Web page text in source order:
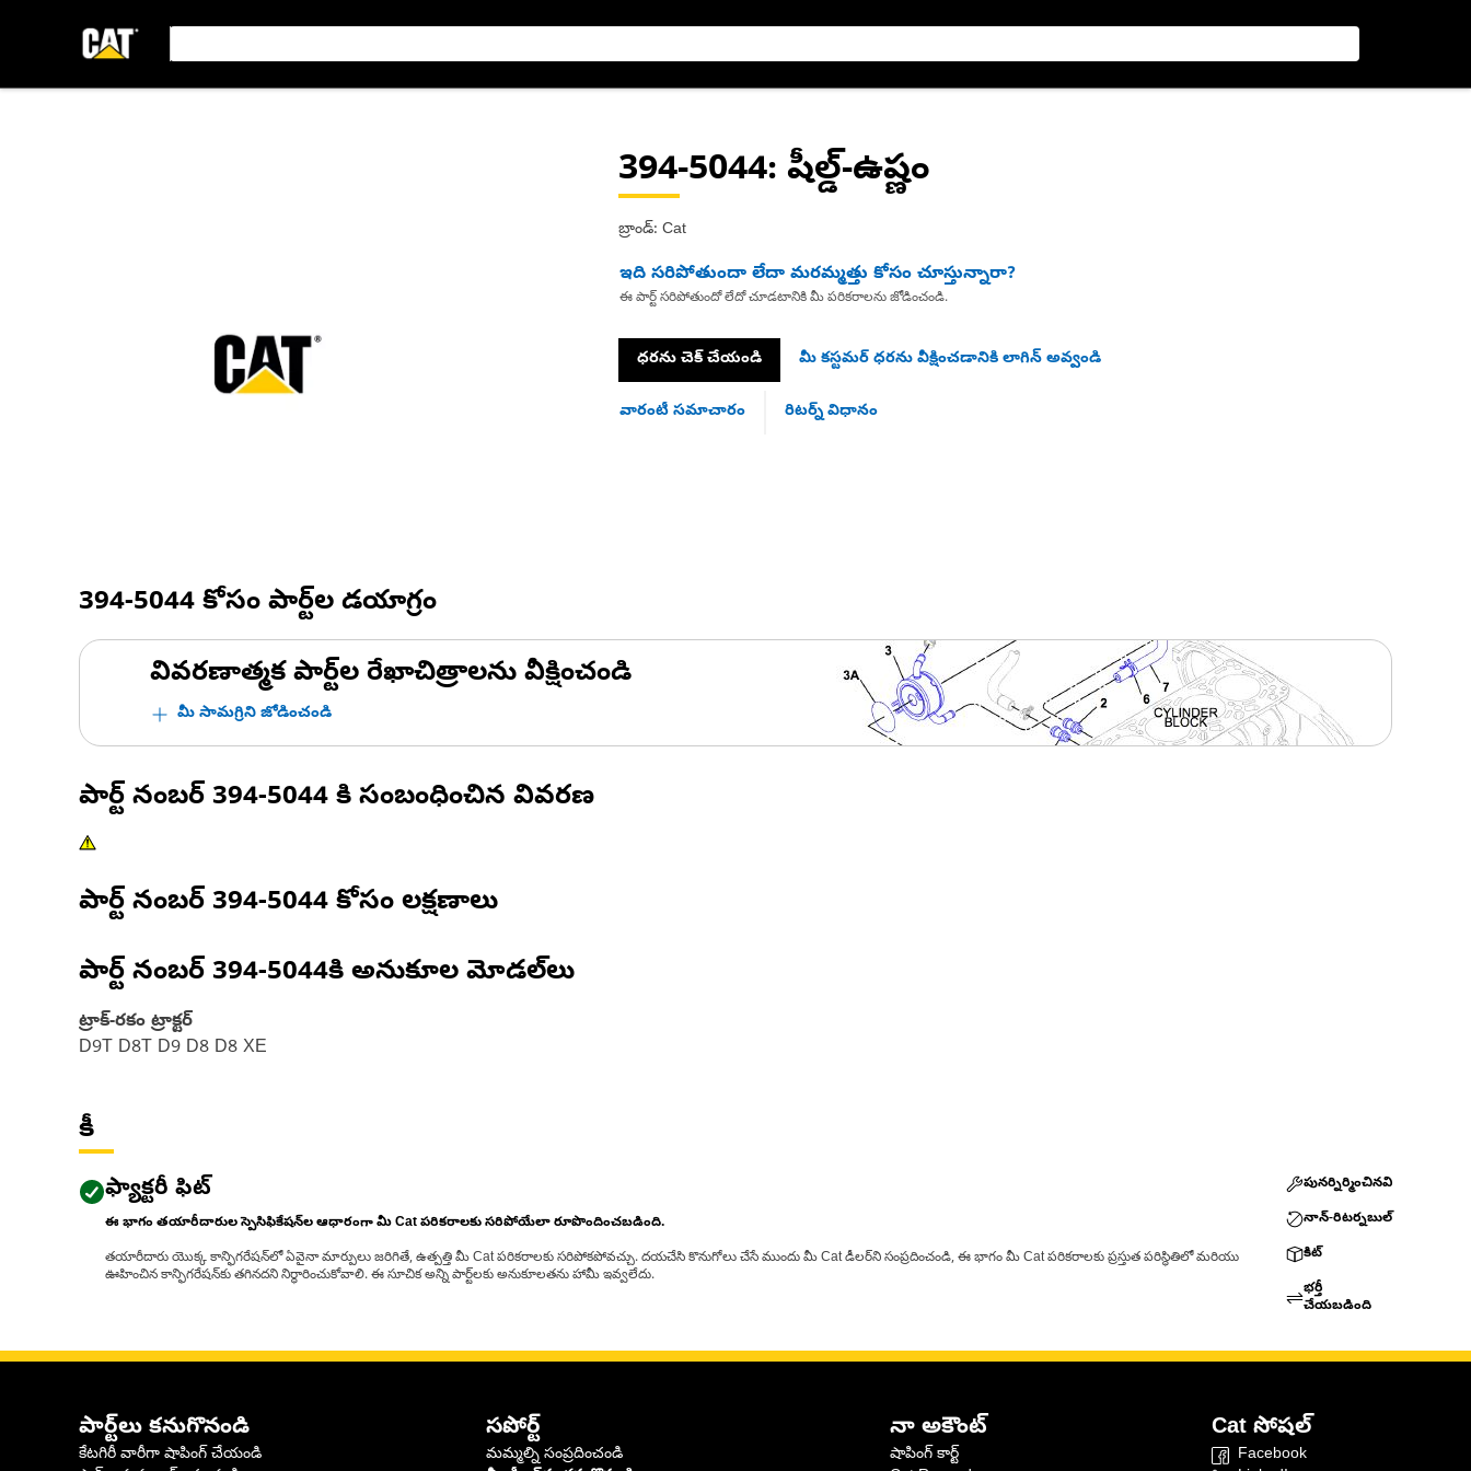
394-5044: షీల్డ్-ఉష్ణం
బ్రాండ్: Cat
ఇది సరిపోతుందా లేదా మరమ్మత్తు కోసం చూస్తున్నారా?
ఈ పార్ట్ సరిపోతుందో లేదో చూడటానికి మీ పరికరాలను జోడించండి.
ధరను చెక్ చేయండి మీ కస్టమర్ ధరను వీక్షించడానికి లాగిన్ అవ్వండి
వారంటీ సమాచారం రిటర్న్ విధానం
394-5044 కోసం పార్ట్‌ల డయాగ్రం
వివరణాత్మక పార్ట్‌ల రేఖాచిత్రాలను వీక్షించండి
మీ సామగ్రిని జోడించండి
పార్ట్ నంబర్ 394-5044 కి సంబంధించిన వివరణ
పార్ట్ నంబర్ 394-5044 కోసం లక్షణాలు
పార్ట్ నంబర్ 394-5044కి అనుకూల మోడల్‌లు
ట్రాక్-రకం ట్రాక్టర్‌
D9T D8T D9 D8 D8 XE
కీ
ఫ్యాక్టరీ ఫిట్
ఈ భాగం తయారీదారుల స్పెసిఫికేషన్‌ల ఆధారంగా మీ Cat పరికరాలకు సరిపోయేలా రూపొందించబడింది.
తయారీదారు యొక్క కాన్ఫిగరేషన్‌లో ఏవైనా మార్పులు జరిగితే, ఉత్పత్తి మీ Cat పరికరాలకు సరిపోకపోవచ్చు. దయచేసి కొనుగోలు చేసే ముందు మీ Cat డీలర్‌ని సంప్రదించండి, ఈ భాగం మీ Cat పరికరాలకు ప్రస్తుత పరిస్థితిలో మరియు
ఊహించిన కాన్ఫిగరేషన్‌కు తగినదని నిర్ధారించుకోవాలి. ఈ సూచిక అన్ని పార్ట్‌లకు అనుకూలతను హామీ ఇవ్వలేదు.
పునర్నిర్మించినవి
నాన్-రిటర్నబుల్
కిట్
భర్తీ
చేయబడింది
పార్ట్‌లు కనుగొనండి
కేటగిరీ వారీగా షాపింగ్ చేయండి
సపోర్ట్
మమ్మల్ని సంప్రదించండి
నా అకౌంట్
షాపింగ్ కార్ట్
Cat సోషల్
Facebook